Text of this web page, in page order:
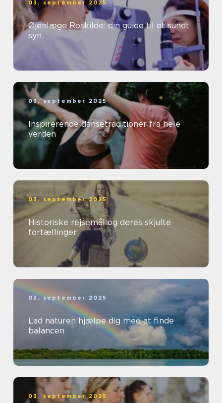
03. september 2025
Øjenlæge Roskilde: din guide til et sundt
syn
03. september 2025
Inspirerende dansetraditioner fra hele
verden
03. september 2025
Historiske rejsemål og deres skjulte
fortællinger
03. september 2025
Lad naturen hjælpe dig med at finde
balancen
03. september 2025